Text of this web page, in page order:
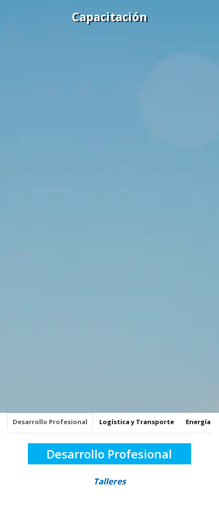
Capacitación
Desarrollo Profesional Logística y Transporte Energía y
Desarrollo Profesional
Talleres